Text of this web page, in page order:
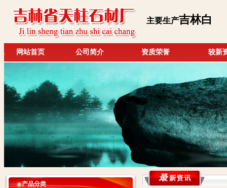
主要生产吉林白
网站首页 公司简介 资质荣誉 较新
产品分类